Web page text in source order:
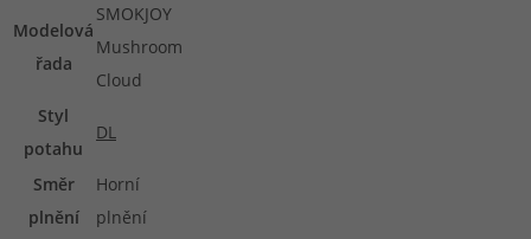
Modelová
řada
SMOKJOY
Mushroom
Cloud
Styl
potahu
DL
Směr
plnění
Horní
plnění